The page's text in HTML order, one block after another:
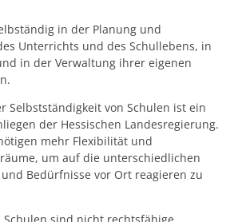
in der Planung und
Unterrichts und des Schullebens, in
in der Verwaltung ihrer eigenen
Selbstständigkeit von Schulen ist ein
der Hessischen Landesregierung.
mehr Flexibilität und
um auf die unterschiedlichen
Bedürfnisse vor Ort reagieren zu